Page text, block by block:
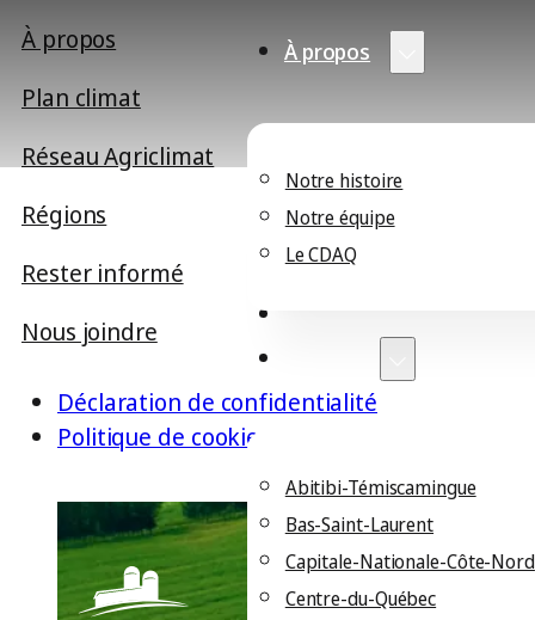
À propos
Notre histoire
Notre équipe
Le CDAQ
Abitibi-Témiscamingue
Bas-Saint-Laurent
Capitale-Nationale-Côte-Nord
Centre-du-Québec
À propos
Plan climat
Réseau Agriclimat
Régions
Rester informé
Nous joindre
Déclaration de confidentialité
Politique de cookies